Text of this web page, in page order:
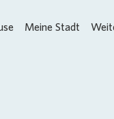
Meine Stadt